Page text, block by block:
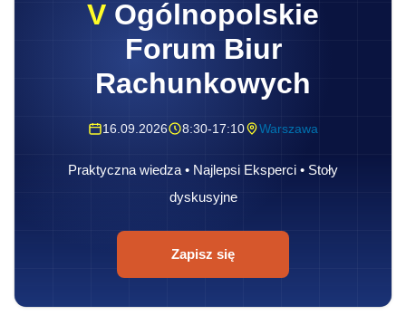
V Ogólnopolskie
Forum Biur
Rachunkowych
16.09.2026 8:30-17:10 Warszawa
Praktyczna wiedza • Najlepsi Eksperci • Stoły
dyskusyjne
Zapisz się